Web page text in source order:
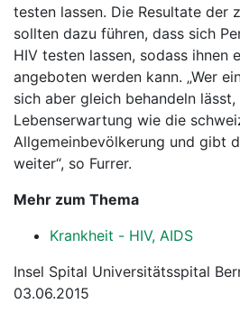
testen lassen. Die Resultate der
sollten dazu führen, dass sich
HIV testen lassen, sodass ihnen
angeboten werden kann. „Wer
sich aber gleich behandeln
Lebenserwartung wie die
Allgemeinbevölkerung und gibt
weiter“, so Furrer.
Mehr zum Thema
Krankheit - HIV, AIDS
Insel Spital Universitätsspital
03.06.2015